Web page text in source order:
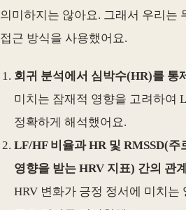
의미하지는 않아요. 그래서 우리는
접근 방식을 사용했어요.
회귀 분석에서 심박수(HR)를 통제
미치는 잠재적 영향을 고려하여
정확하게 해석했어요.
LF/HF 비율과 HR 및 RMSSD(주
영향을 받는 HRV 지표) 간의 관
HRV 변화가 긍정 정서에 미치는